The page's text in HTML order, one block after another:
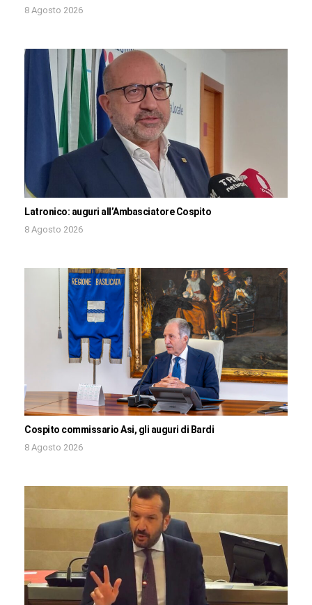
8 Agosto 2026
Latronico: auguri all’Ambasciatore Cospito
8 Agosto 2026
Cospito commissario Asi, gli auguri di Bardi
8 Agosto 2026